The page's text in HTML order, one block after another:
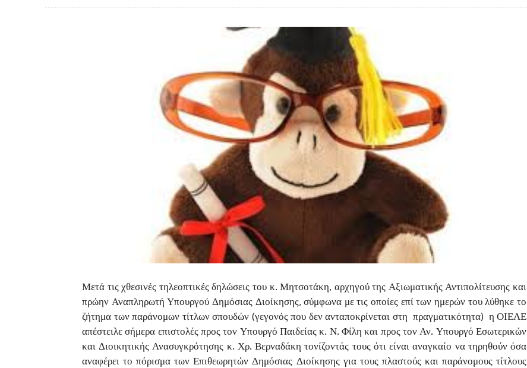
Μετά τις χθεσινές τηλεοπτικές δηλώσεις του κ. Μητσοτάκη, αρχηγού της Αξιωματικής Αντιπολίτευσης και
πρώην Αναπληρωτή Υπουργού Δημόσιας Διοίκησης, σύμφωνα με τις οποίες επί των ημερών του λύθηκε το
ζήτημα των παράνομων τίτλων σπουδών (γεγονός που δεν ανταποκρίνεται στη πραγματικότητα) η ΟΙΕΛΕ
απέστειλε σήμερα επιστολές προς τον Υπουργό Παιδείας κ. Ν. Φίλη και προς τον Αν. Υπουργό Εσωτερικών
και Διοικητικής Ανασυγκρότησης κ. Χρ. Βερναδάκη τονίζοντάς τους ότι είναι αναγκαίο να τηρηθούν όσα
αναφέρει το πόρισμα των Επιθεωρητών Δημόσιας Διοίκησης για τους πλαστούς και παράνομους τίτλους